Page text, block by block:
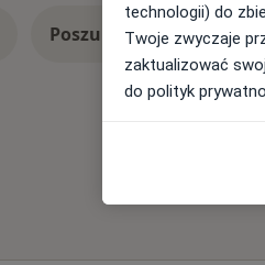
Poszukaj konsultacji
technologii) do
Twoje zwyczaje
zaktualizować
do polityk